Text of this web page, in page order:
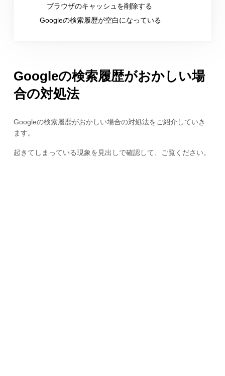
ブラウザのキャッシュを削除する
Googleの検索履歴が空白になっている
Googleの検索履歴がおかしい場
合の対処法
Googleの検索履歴がおかしい場合の対処法をご紹介していき
ます。
起きてしまっている現象を見出しで確認して、ご覧ください。